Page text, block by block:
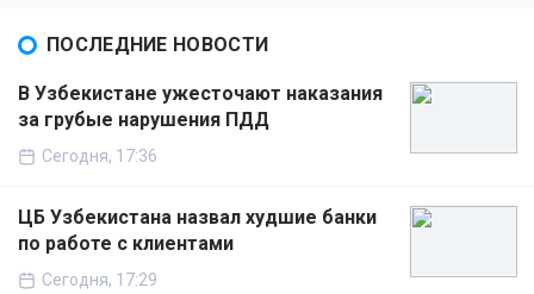
ПОСЛЕДНИЕ НОВОСТИ
В Узбекистане ужесточают наказания
за грубые нарушения ПДД
Сегодня, 17:36
ЦБ Узбекистана назвал худшие банки
по работе с клиентами
Сегодня, 17:29